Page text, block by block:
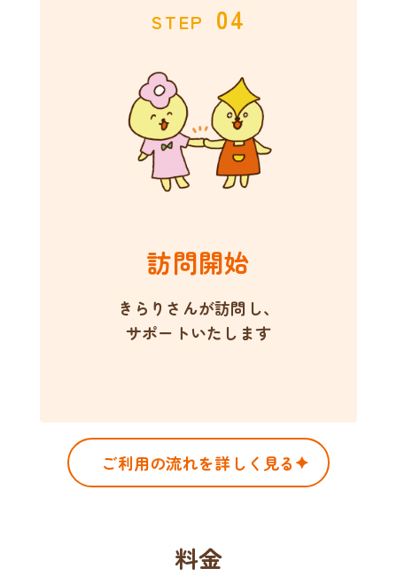
STEP 04
訪問開始
きらりさんが訪問し、
サポートいたします
ご利用の流れを詳しく見る
料金